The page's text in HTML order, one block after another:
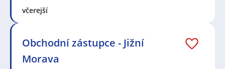
včerejší
Obchodní zástupce - Jižní
Morava